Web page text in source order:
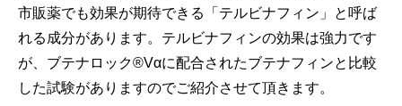
市販薬でも効果が期待できる「テルビナフィン」と呼ば
れる成分があります。テルビナフィンの効果は強力です
が、ブテナロック®Vαに配合されたブテナフィンと比較
した試験がありますのでご紹介させて頂きます。